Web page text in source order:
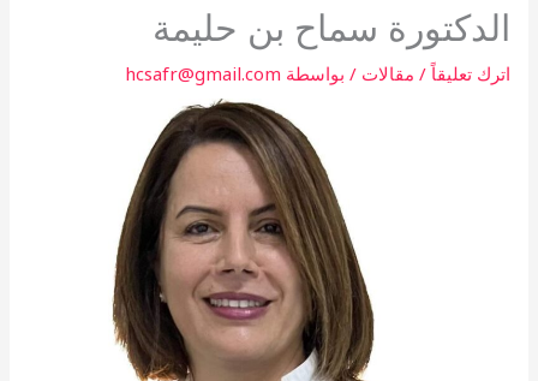
الدكتورة سماح بن حليمة
اترك تعليقاً / مقالات / بواسطة hcsafr@gmail.com